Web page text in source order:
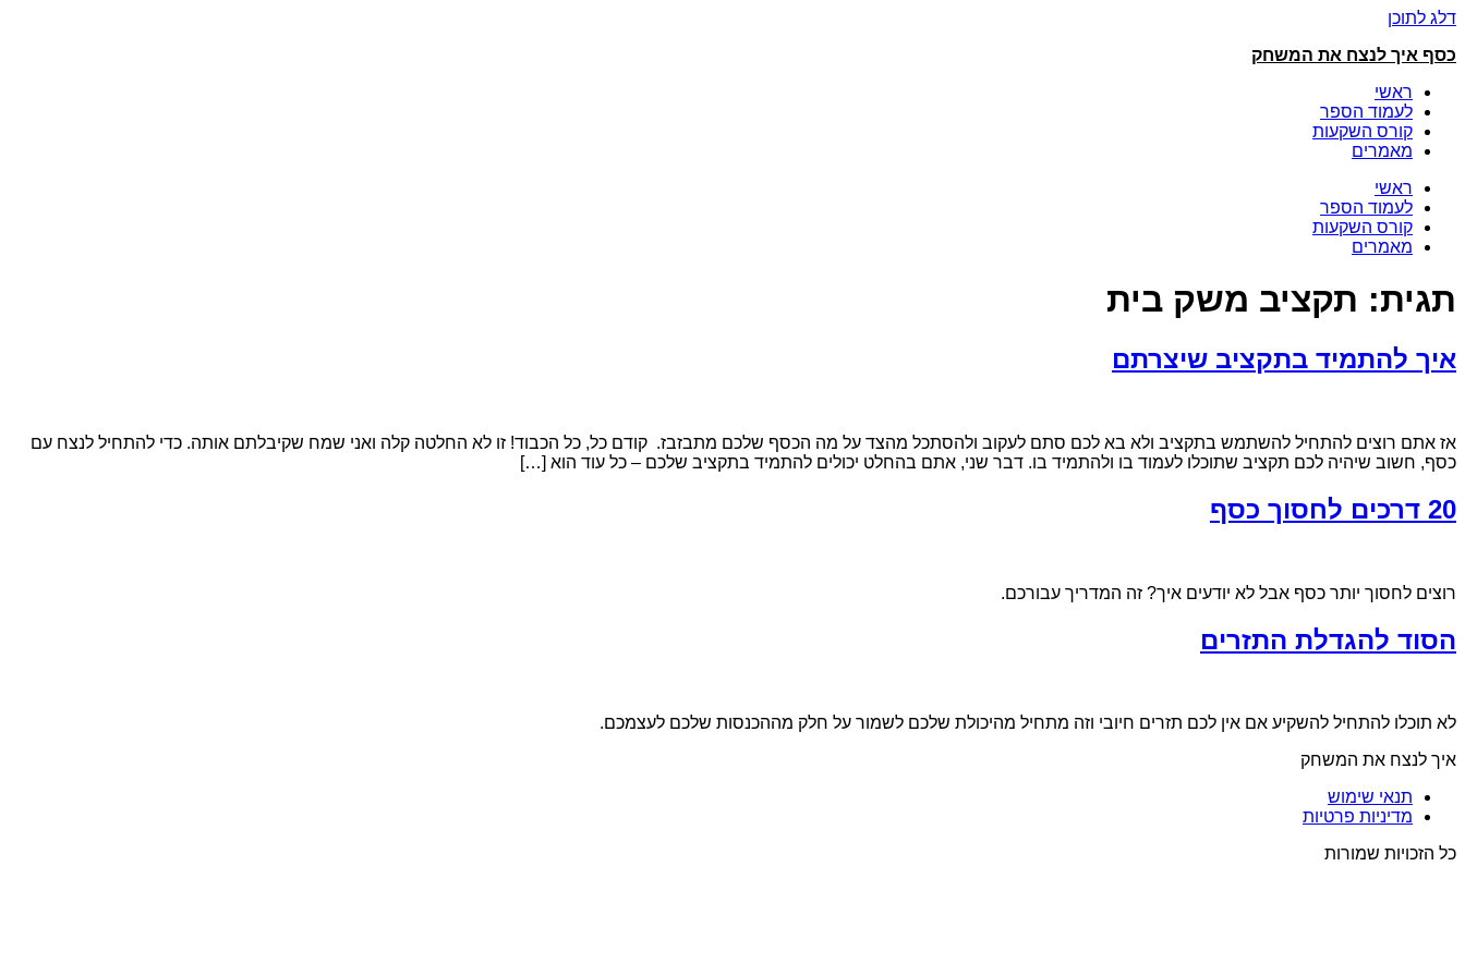
דלג לתוכן
כסף איך לנצח את המשחק
ראשי
לעמוד הספר
קורס השקעות
מאמרים
ראשי
לעמוד הספר
קורס השקעות
מאמרים
תגית: תקציב משק בית
איך להתמיד בתקציב שיצרתם
אז אתם רוצים להתחיל להשתמש בתקציב ולא בא לכם סתם לעקוב ולהסתכל מהצד על מה הכסף שלכם מתבזבז. קודם כל, כל הכבוד! זו לא החלטה קלה ואני שמח שקיבלתם אותה. כדי להתחיל לנצח עם
כסף, חשוב שיהיה לכם תקציב שתוכלו לעמוד בו ולהתמיד בו. דבר שני, אתם בהחלט יכולים להתמיד בתקציב שלכם – כל עוד הוא […]
20 דרכים לחסוך כסף
רוצים לחסוך יותר כסף אבל לא יודעים איך? זה המדריך עבורכם.
הסוד להגדלת התזרים
לא תוכלו להתחיל להשקיע אם אין לכם תזרים חיובי וזה מתחיל מהיכולת שלכם לשמור על חלק מההכנסות שלכם לעצמכם.
איך לנצח את המשחק
תנאי שימוש
מדיניות פרטיות
כל הזכויות שמורות